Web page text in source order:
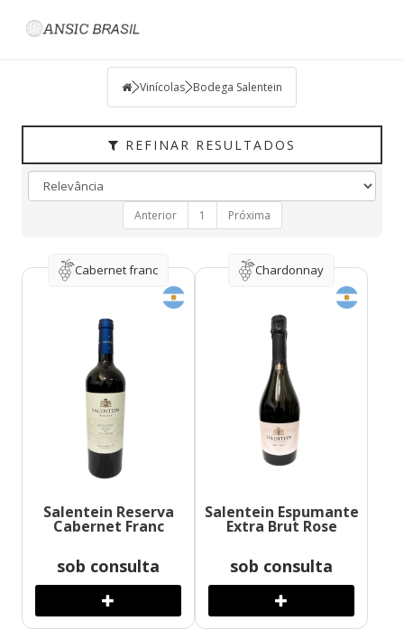
Vinícolas Bodega Salentein
REFINAR RESULTADOS
UVAS
VINÍCOLA
Anterior 1 Próxima
Cabernet franc
Salentein Reserva
Cabernet Franc
sob consulta
Chardonnay
Salentein Espumante
Extra Brut Rose
sob consulta